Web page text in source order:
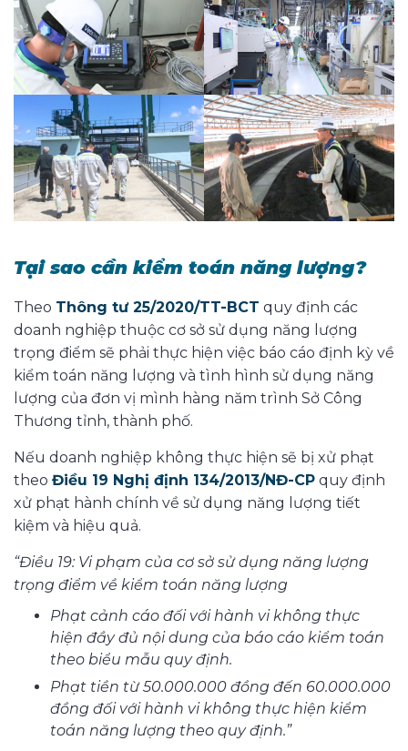
Tại sao cần kiểm toán năng lượng?
Theo Thông tư 25/2020/TT-BCT quy định các
doanh nghiệp thuộc cơ sở sử dụng năng lượng
trọng điểm sẽ phải thực hiện việc báo cáo định kỳ về
kiểm toán năng lượng và tình hình sử dụng năng
lượng của đơn vị mình hàng năm trình Sở Công
Thương tỉnh, thành phố.
Nếu doanh nghiệp không thực hiện sẽ bị xử phạt
theo Điều 19 Nghị định 134/2013/NĐ-CP quy định
xử phạt hành chính về sử dụng năng lượng tiết
kiệm và hiệu quả.
“Điều 19: Vi phạm của cơ sở sử dụng năng lượng
trọng điểm về kiểm toán năng lượng
Phạt cảnh cáo đối với hành vi không thực
hiện đầy đủ nội dung của báo cáo kiểm toán
theo biểu mẫu quy định.
Phạt tiền từ 50.000.000 đồng đến 60.000.000
đồng đối với hành vi không thực hiện kiểm
toán năng lượng theo quy định.”